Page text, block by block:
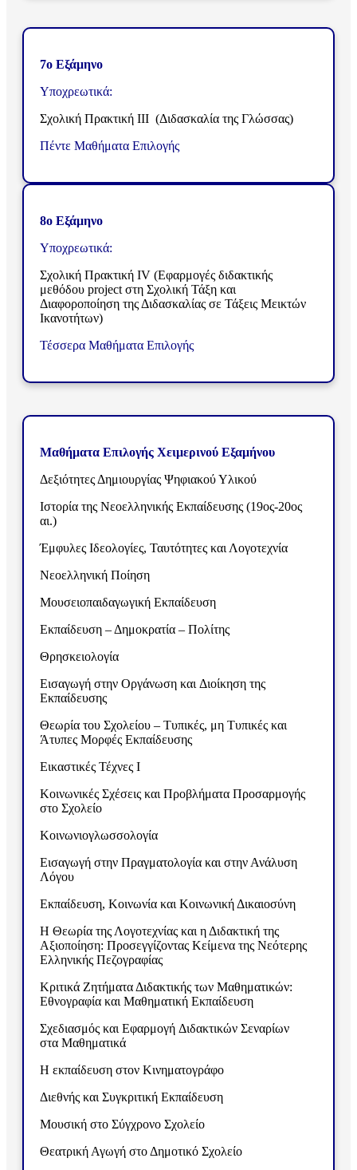
7ο Εξάμηνο
Υποχρεωτικά:
Σχολική Πρακτική ΙΙΙ (Διδασκαλία της Γλώσσας)
Πέντε Μαθήματα Επιλογής
8ο Εξάμηνο
Υποχρεωτικά:
Σχολική Πρακτική IV (Εφαρμογές διδακτικής
μεθόδου project στη Σχολική Τάξη και
Διαφοροποίηση της Διδασκαλίας σε Τάξεις Μεικτών
Ικανοτήτων)
Τέσσερα Μαθήματα Επιλογής
Μαθήματα Επιλογής Χειμερινού Εξαμήνου
Δεξιότητες Δημιουργίας Ψηφιακού Υλικού
Ιστορία της Νεοελληνικής Εκπαίδευσης (19ος-20ος
αι.)
Έμφυλες Ιδεολογίες, Ταυτότητες και Λογοτεχνία
Νεοελληνική Ποίηση
Μουσειοπαιδαγωγική Εκπαίδευση
Εκπαίδευση – Δημοκρατία – Πολίτης
Θρησκειολογία
Εισαγωγή στην Οργάνωση και Διοίκηση της
Εκπαίδευσης
Θεωρία του Σχολείου – Τυπικές, μη Τυπικές και
Άτυπες Μορφές Εκπαίδευσης
Εικαστικές Τέχνες Ι
Κοινωνικές Σχέσεις και Προβλήματα Προσαρμογής
στο Σχολείο
Κοινωνιογλωσσολογία
Εισαγωγή στην Πραγματολογία και στην Ανάλυση
Λόγου
Εκπαίδευση, Κοινωνία και Κοινωνική Δικαιοσύνη
Η Θεωρία της Λογοτεχνίας και η Διδακτική της
Αξιοποίηση: Προσεγγίζοντας Κείμενα της Νεότερης
Ελληνικής Πεζογραφίας
Κριτικά Ζητήματα Διδακτικής των Μαθηματικών:
Εθνογραφία και Μαθηματική Εκπαίδευση
Σχεδιασμός και Εφαρμογή Διδακτικών Σεναρίων
στα Μαθηματικά
Η εκπαίδευση στον Κινηματογράφο
Διεθνής και Συγκριτική Εκπαίδευση
Μουσική στο Σύγχρονο Σχολείο
Θεατρική Αγωγή στο Δημοτικό Σχολείο